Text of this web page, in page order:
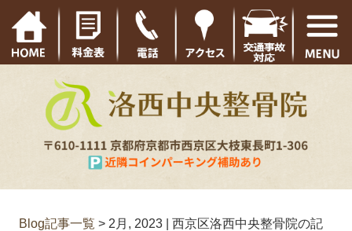
Blog記事一覧 > 2月, 2023 | 西京区洛西中央整骨院の記